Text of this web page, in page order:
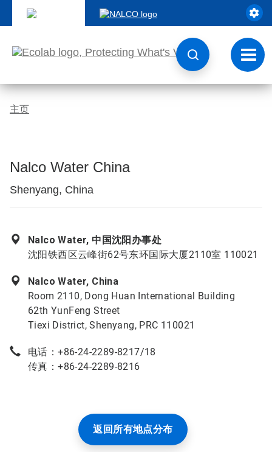
至
切
换
导
航
主页
Nalco Water China
Shenyang, China
Nalco Water, 中国沈阳办事处
沈阳铁西区云峰街62号东环国际大厦2110室 110021
Nalco Water, China
Room 2110, Dong Huan International Building
62th YunFeng Street
Tiexi District, Shenyang, PRC 110021
电话：+86-24-2289-8217/18
传真：+86-24-2289-8216
返回所有地点分布